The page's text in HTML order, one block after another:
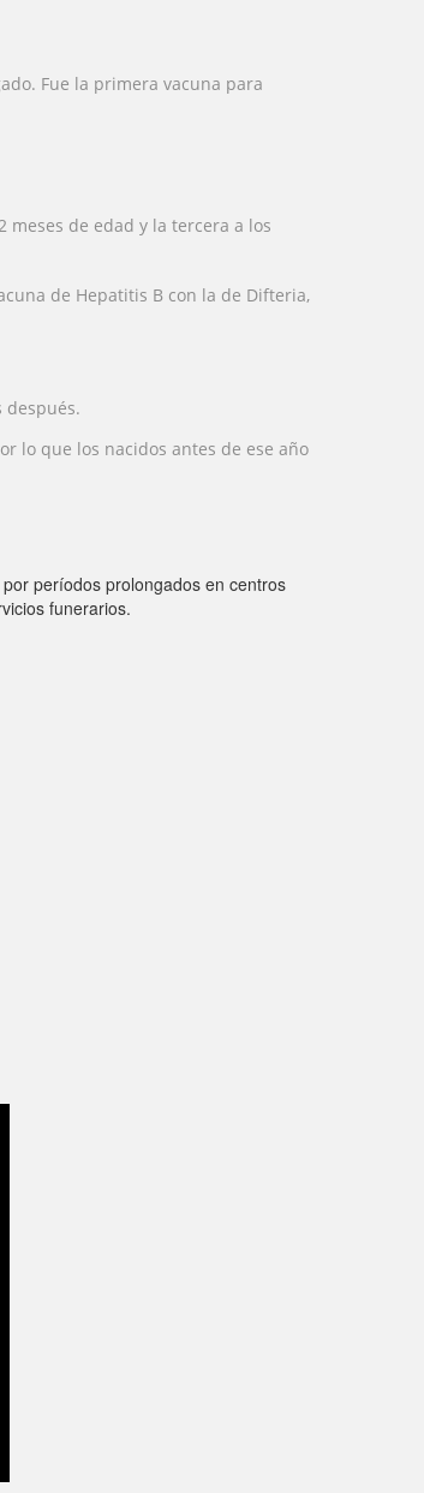
Fue la primera vacuna para
de edad y la tercera a los
de Hepatitis B con la de Difteria,
después.
lo que los nacidos antes de ese año
períodos prolongados en centros
funerarios.